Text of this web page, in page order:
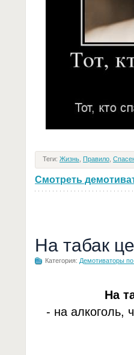
Теги: Жизнь Правило
Смотреть
На табак
Категория: Демотиваторы
На
- на алкоголь,